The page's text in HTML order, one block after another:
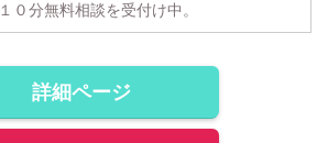
１０分無料相談を受付け中。
詳細ページ